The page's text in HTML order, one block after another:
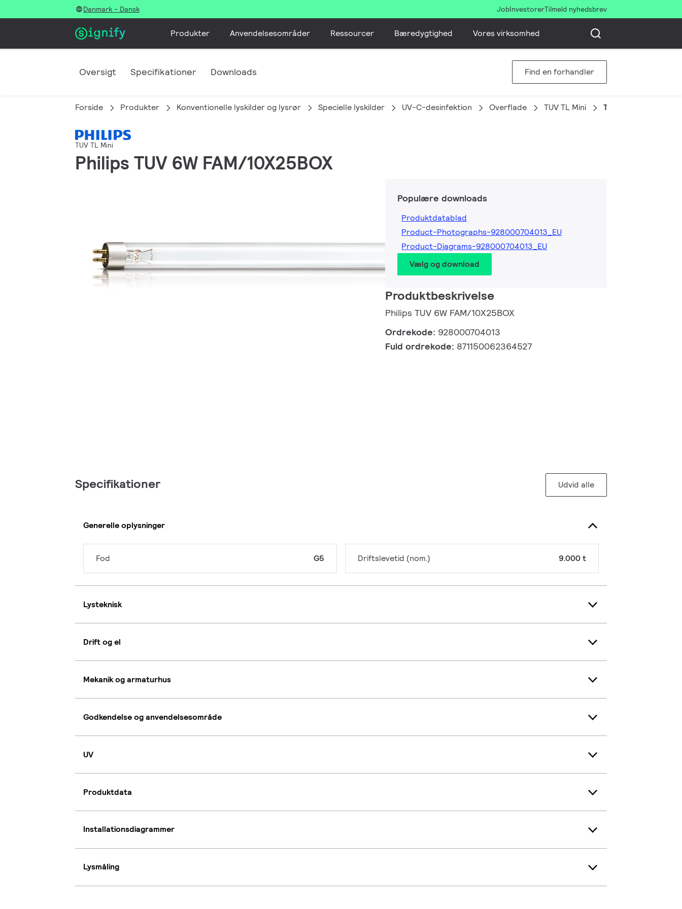
Danmark - Dansk JobInvestorerTilmeld nyhedsbrev
Produkter Anvendelsesområder Ressourcer Bæredygtighed Vores virksomhed
Oversigt Specifikationer Downloads Find en forhandler
Forside Produkter Konventionelle lyskilder og lysrør Specielle lyskilder UV-C-desinfektion Overflade TUV TL Mini TUV 6W FAM/
TUV TL Mini
Philips TUV 6W FAM/10X25BOX
Populære downloads
Produktdatablad
Product-Photographs-928000704013_EU
Product-Diagrams-928000704013_EU
Vælg og download
Produktbeskrivelse
Philips TUV 6W FAM/10X25BOX
Ordrekode: 928000704013
Fuld ordrekode: 871150062364527
Specifikationer Udvid alle
Generelle oplysninger
Fod G5 Driftslevetid (nom.) 9.000 t
Lysteknisk
Drift og el
Mekanik og armaturhus
Godkendelse og anvendelsesområde
UV
Produktdata
Installationsdiagrammer
Lysmåling